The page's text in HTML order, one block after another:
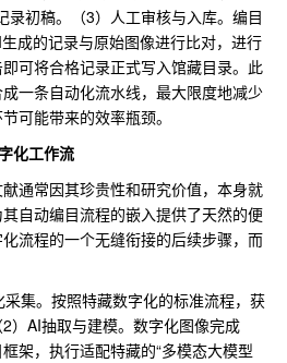
录初稿。（3）人工审核与入库。编目
成的记录与原始图像进行比对，进行
可将合格记录正式写入馆藏目录。此
一条自动化流水线，最大限度地减少
可能带来的效率瓶颈。
化工作流
通常因其珍贵性和研究价值，本身就
自动编目流程的嵌入提供了天然的便
流程的一个无缝衔接的后续步骤，而
集。按照特藏数字化的标准流程，获
）AI抽取与建模。数字化图像完成
架，执行适配特藏的“多模态大模型